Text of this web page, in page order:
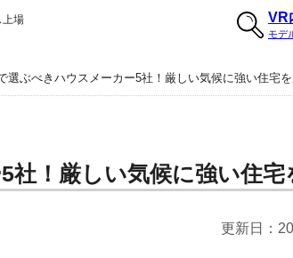
上場
VR
モデ
選ぶべきハウスメーカー5社！厳しい気候に強い住宅
社！厳しい気候に強い住宅
更新日：